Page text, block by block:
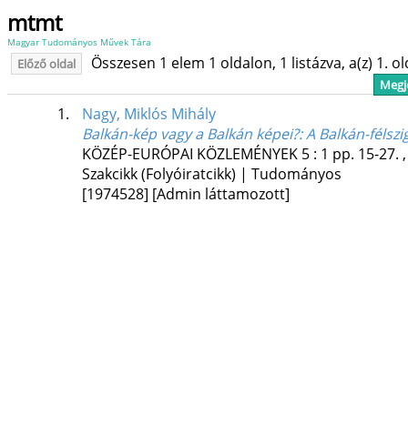
mtmt
Magyar Tudományos Művek Tára
Előző oldal Összesen 1 elem 1 oldalon, 1 listázva, a(z) 1.
1.
Nagy, Miklós Mihály
Balkán-kép vagy a Balkán képei?: A Balkán-
KÖZÉP-EURÓPAI KÖZLEMÉNYEK 5: 1 pp. 15-27.
Szakcikk (Folyóiratcikk) | Tudományos
[1974528] [Admin láttamozott]